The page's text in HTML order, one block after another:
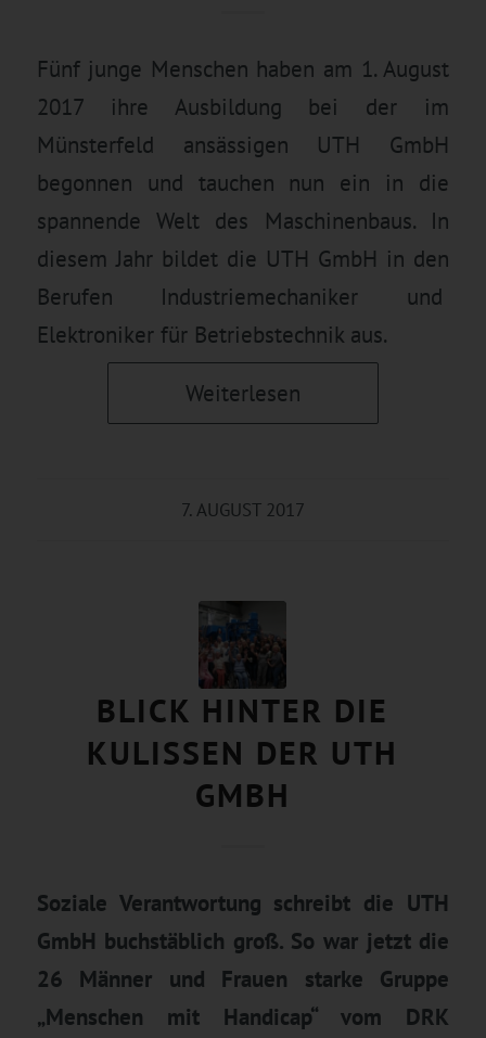
Fünf junge Menschen haben am 1. August
2017 ihre Ausbildung bei der im
Münsterfeld ansässigen UTH GmbH
begonnen und tauchen nun ein in die
spannende Welt des Maschinenbaus. In
diesem Jahr bildet die UTH GmbH in den
Berufen Industriemechaniker und
Elektroniker für Betriebstechnik aus.
Weiterlesen
7. AUGUST 2017
BLICK HINTER DIE
KULISSEN DER UTH
GMBH
Soziale Verantwortung schreibt die UTH
GmbH buchstäblich groß. So war jetzt die
26 Männer und Frauen starke Gruppe
„Menschen mit Handicap“ vom DRK